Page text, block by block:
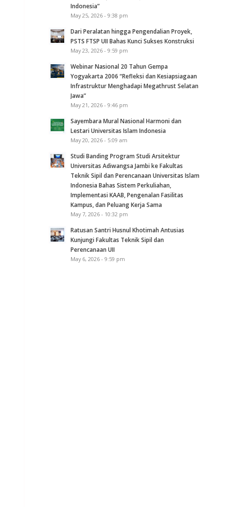
Indonesia”
May 25, 2026 - 9:38 pm
Dari Peralatan hingga Pengendalian Proyek,
PSTS FTSP UII Bahas Kunci Sukses Konstruksi
May 23, 2026 - 9:59 pm
Webinar Nasional 20 Tahun Gempa
Yogyakarta 2006 “Refleksi dan Kesiapsiagaan
Infrastruktur Menghadapi Megathrust Selatan
Jawa”
May 21, 2026 - 9:46 pm
Sayembara Mural Nasional Harmoni dan
Lestari Universitas Islam Indonesia
May 20, 2026 - 5:09 am
Studi Banding Program Studi Arsitektur
Universitas Adiwangsa Jambi ke Fakultas
Teknik Sipil dan Perencanaan Universitas Islam
Indonesia Bahas Sistem Perkuliahan,
Implementasi KAAB, Pengenalan Fasilitas
Kampus, dan Peluang Kerja Sama
May 7, 2026 - 10:32 pm
Ratusan Santri Husnul Khotimah Antusias
Kunjungi Fakultas Teknik Sipil dan
Perencanaan UII
May 6, 2026 - 9:59 pm